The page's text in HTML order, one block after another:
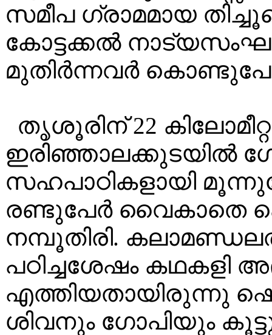
സമീപ ഗ്രാമമായ
കോട്ടക്കൽ
മുതിർന്നവർ
തൃശൂരിന് 22
ഇരിഞ്ഞാലക്കുടയിൽ
സഹപാഠികളായി
രണ്ടുപേർ വൈകാതെ
നമ്പൂതിരി.
പഠിച്ചശേഷം കഥകളി
എത്തിയതായിരുന്നു
ശിവനും ഗോപിയും